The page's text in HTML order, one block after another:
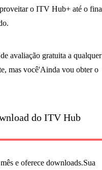
o ITV Hub+ até o
avaliação gratuita a qualquer
mas você'Ainda vou obter o
do ITV Hub
e oferece downloads.Sua